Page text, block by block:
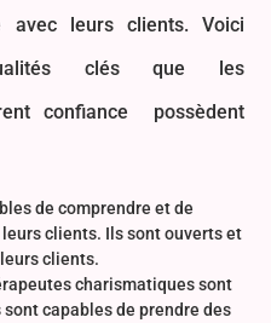
avec leurs clients. Voici
clés que les
confiance possèdent
de comprendre et de
clients. Ils sont ouverts et
clients.
charismatiques sont
sont capables de prendre des